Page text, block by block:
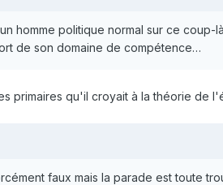
homme politique normal sur ce
de son domaine de compétence…
primaires qu'il croyait à la théorie de
faux mais la parade est toute